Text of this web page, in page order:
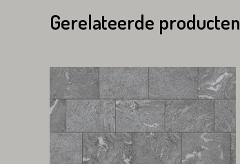
Gerelateerde producten